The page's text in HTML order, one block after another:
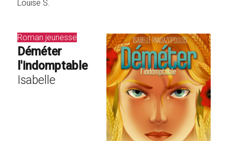
Louise S.
Roman jeunesse
Déméter
l'indomptable
Isabelle